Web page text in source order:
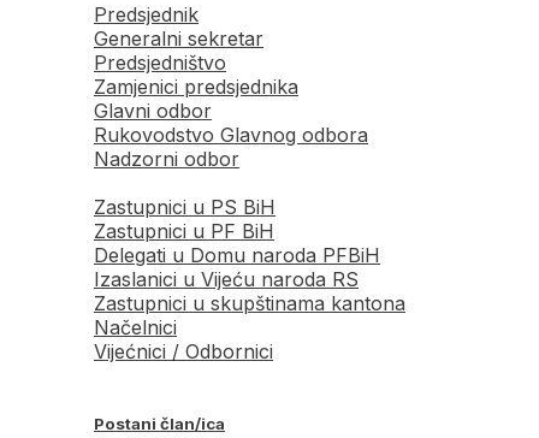
Predsjednik
Generalni sekretar
Predsjedništvo
Zamjenici predsjednika
Glavni odbor
Rukovodstvo Glavnog odbora
Nadzorni odbor
Zastupnici u PS BiH
Zastupnici u PF BiH
Delegati u Domu naroda PFBiH
Izaslanici u Vijeću naroda RS
Zastupnici u skupštinama kantona
Načelnici
Vijećnici / Odbornici
Postani član/ica